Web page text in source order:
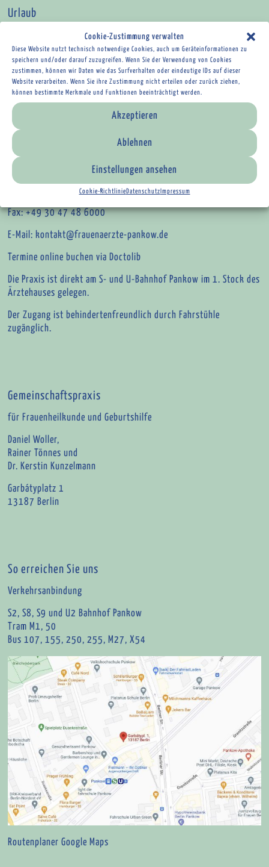
Cookie-Zustimmung verwalten
Diese Website nutzt technisch notwendige Cookies, auch um Geräteinformationen zu
speichern und/oder darauf zuzugreifen. Wenn Sie der Verwendung von Cookies
zustimmen, können wir Daten wie das Surfverhalten oder eindeutige IDs auf dieser
Website verarbeiten. Wenn Sie ihre Zustimmung nicht erteilen oder zurück ziehen,
können bestimmte Merkmale und Funktionen beeinträchtigt werden.
Akzeptieren
Ablehnen
Einstellungen ansehen
Cookie-RichtlinieDatenschutz Impressum
Urlaub
Herr Woller ist vom 7.9.-25.9.26 im Urlaub.
Herr Tönnes ist vom 24.8.- 4.9.26 im Urlaub.
Frau Dr. Kunzelmann ist vom 13.7.-30.7.26 im Urlaub.
Wir sind für Sie da.
Öffnungszeiten der Gemeinschaftspraxis:
Mo – Do 08:00 – 19:00 Uhr
Fr nach Vereinbarung
Fax: +49 30 47 48 6000
E-Mail: kontakt@frauenaerzte-pankow.de
Termine online buchen via Doctolib
Die Praxis ist direkt am S- und U-Bahnhof Pankow im 1. Stock des
Ärztehauses gelegen.
Der Zugang ist behindertenfreundlich durch Fahrstühle
zugänglich.
Gemeinschaftspraxis
für Frauenheilkunde und Geburtshilfe
Daniel Woller,
Rainer Tönnes und
Dr. Kerstin Kunzelmann
Garbátyplatz 1
13187 Berlin
So erreichen Sie uns
Verkehrsanbindung
S2, S8, S9 und U2 Bahnhof Pankow
Tram M1, 50
Bus 107, 155, 250, 255, M27, X54
Routenplaner Google Maps